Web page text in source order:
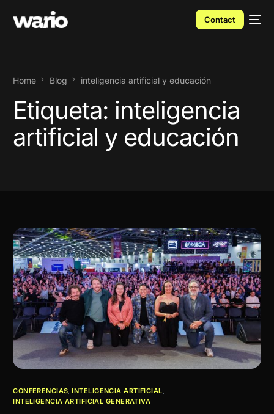
Contact
Home Blog inteligencia artificial y educación
Etiqueta: inteligencia
artificial y educación
CONFERENCIAS,INTELIGENCIA ARTIFICIAL,
INTELIGENCIA ARTIFICIAL GENERATIVA